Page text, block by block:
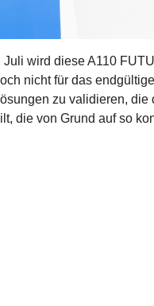
Juli wird diese A110
nicht für das
zu validieren, die
die von Grund auf so